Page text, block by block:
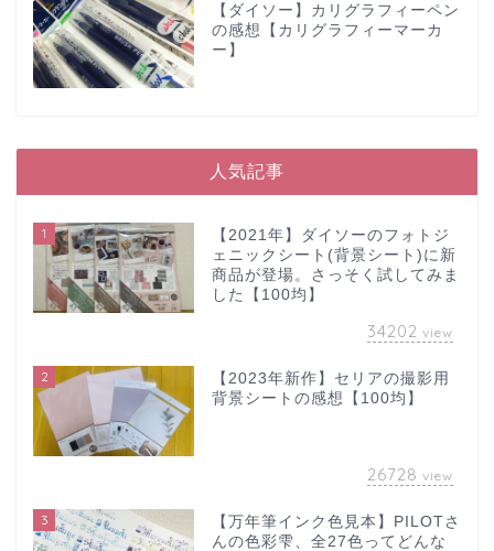
【ダイソー】カリグラフィーペン
の感想【カリグラフィーマーカ
ー】
人気記事
1
【2021年】ダイソーのフォトジ
ェニックシート(背景シート)に新
商品が登場。さっそく試してみま
した【100均】
34202 view
2
【2023年新作】セリアの撮影用
背景シートの感想【100均】
26728 view
3
【万年筆インク色見本】PILOTさ
んの色彩雫、全27色ってどんな